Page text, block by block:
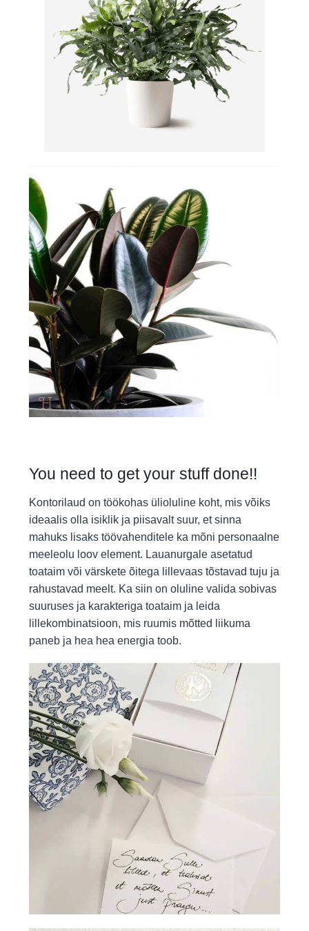
You need to get your stuff done!!
Kontorilaud on töökohas ülioluline koht, mis võiks
ideaalis olla isiklik ja piisavalt suur, et sinna
mahuks lisaks töövahenditele ka mõni personaalne
meeleolu loov element. Lauanurgale asetatud
toataim või värskete õitega lillevaas tõstavad tuju ja
rahustavad meelt. Ka siin on oluline valida sobivas
suuruses ja karakteriga toataim ja leida
lillekombinatsioon, mis ruumis mõtted liikuma
paneb ja hea hea energia toob.